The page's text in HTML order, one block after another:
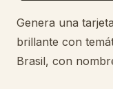
Prompts
Genera una
brillante con
Brasil, con